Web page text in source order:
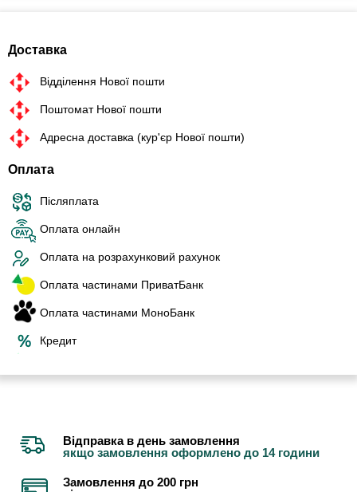
Доставка
Відділення Нової пошти
Поштомат Нової пошти
Адресна доставка (кур'єр Нової пошти)
Оплата
Післяплата
Оплата онлайн
Оплата на розрахунковий рахунок
Оплата частинами ПриватБанк
Оплата частинами МоноБанк
Кредит
Відправка в день замовлення
якщо замовлення оформлено до 14 години
Замовлення до 200 грн